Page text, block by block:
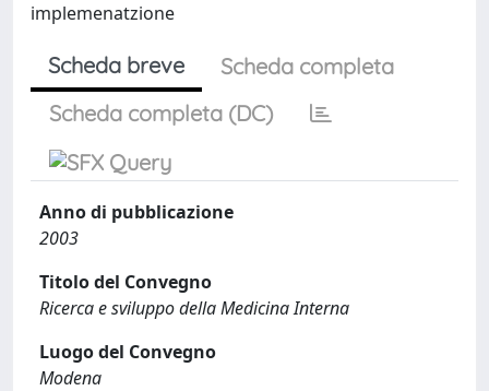
implemenatzione
Scheda breve
Scheda completa
Scheda completa (DC)
Anno di pubblicazione
2003
Titolo del Convegno
Ricerca e sviluppo della Medicina Interna
Luogo del Convegno
Modena